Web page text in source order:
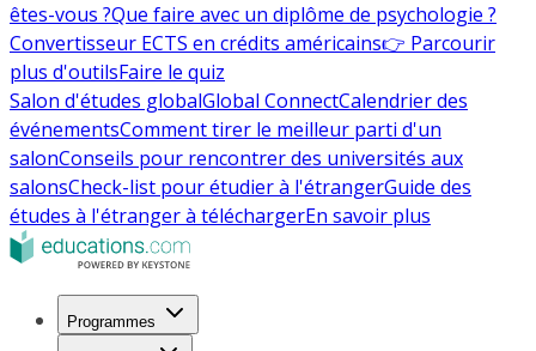
êtes-vous ?Que faire avec un diplôme de psychologie ?
Convertisseur ECTS en crédits américains👉 Parcourir
plus d'outilsFaire le quiz
Salon d'études globalGlobal ConnectCalendrier des
événementsComment tirer le meilleur parti d'un
salonConseils pour rencontrer des universités aux
salonsCheck-list pour étudier à l'étrangerGuide des
études à l'étranger à téléchargerEn savoir plus
Programmes